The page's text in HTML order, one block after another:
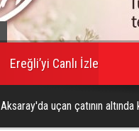
Ereğli’yi Canlı İzle
Aksaray'da uçan çatının altında